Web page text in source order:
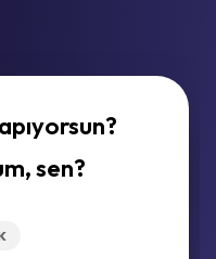
sen?